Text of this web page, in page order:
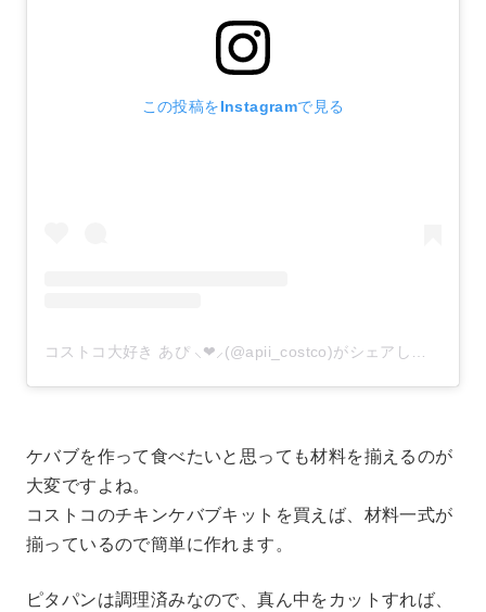
この投稿をInstagramで見る
ケバブを作って食べたいと思っても材料を揃えるのが
大変ですよね。
コストコのチキンケバブキットを買えば、材料一式が
揃っているので簡単に作れます。
ピタパンは調理済みなので、真ん中をカットすれば、